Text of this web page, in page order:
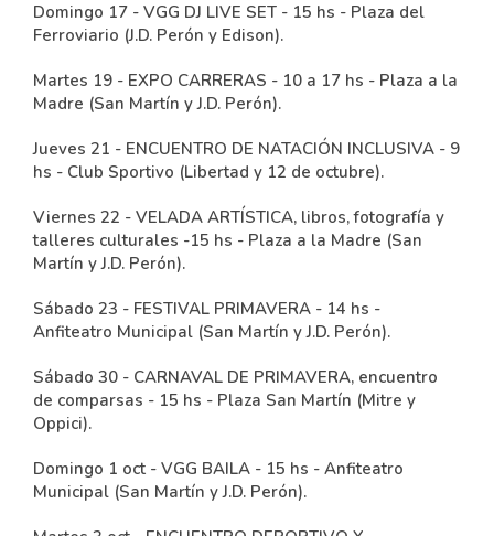
Domingo 17 - VGG DJ LIVE SET - 15 hs - Plaza del
Ferroviario (J.D. Perón y Edison).
Martes 19 - EXPO CARRERAS - 10 a 17 hs - Plaza a la
Madre (San Martín y J.D. Perón).
Jueves 21 - ENCUENTRO DE NATACIÓN INCLUSIVA - 9
hs - Club Sportivo (Libertad y 12 de octubre).
Viernes 22 - VELADA ARTÍSTICA, libros, fotografía y
talleres culturales -15 hs - Plaza a la Madre (San
Martín y J.D. Perón).
Sábado 23 - FESTIVAL PRIMAVERA - 14 hs -
Anfiteatro Municipal (San Martín y J.D. Perón).
Sábado 30 - CARNAVAL DE PRIMAVERA, encuentro
de comparsas - 15 hs - Plaza San Martín (Mitre y
Oppici).
Domingo 1 oct - VGG BAILA - 15 hs - Anfiteatro
Municipal (San Martín y J.D. Perón).